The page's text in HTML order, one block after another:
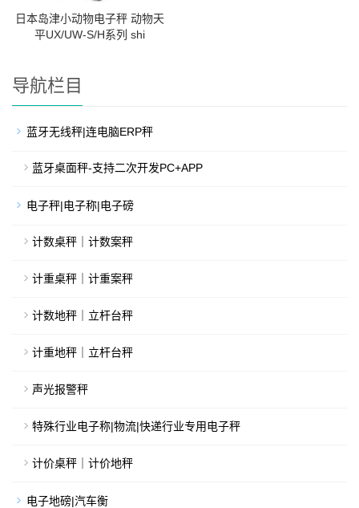
日本岛津小动物电子秤 动物天
平UX/UW-S/H系列 shi
导航栏目
蓝牙无线秤|连电脑ERP秤
蓝牙桌面秤-支持二次开发PC+APP
电子秤|电子称|电子磅
计数桌秤｜计数案秤
计重桌秤｜计重案秤
计数地秤｜立杆台秤
计重地秤｜立杆台秤
声光报警秤
特殊行业电子称|物流|快递行业专用电子秤
计价桌秤｜计价地秤
电子地磅|汽车衡